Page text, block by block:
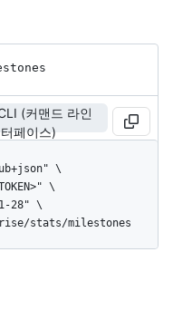
(커맨드 라인
페이스)
stats/milestones